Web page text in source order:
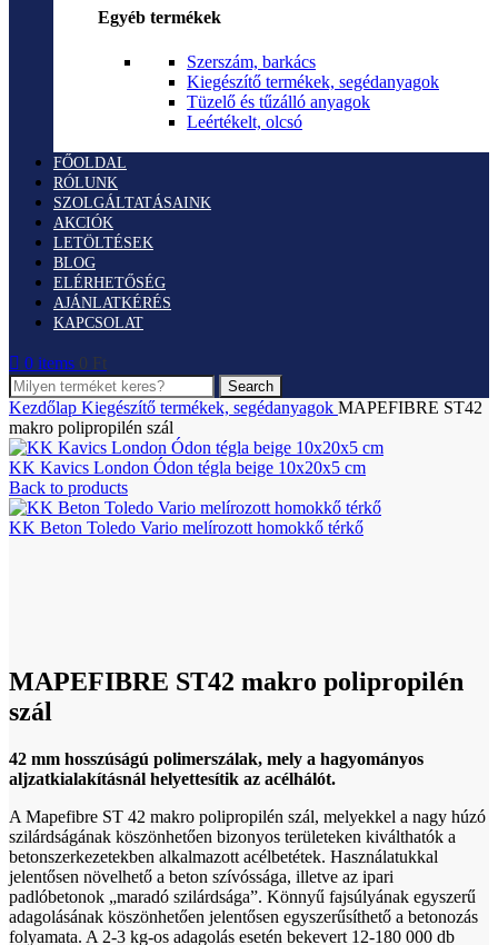
Egyéb termékek
Szerszám, barkács
Kiegészítő termékek, segédanyagok
Tüzelő és tűzálló anyagok
Leértékelt, olcsó
FŐOLDAL
RÓLUNK
SZOLGÁLTATÁSAINK
AKCIÓK
LETÖLTÉSEK
BLOG
ELÉRHETŐSÉG
AJÁNLATKÉRÉS
KAPCSOLAT
0 items 0 Ft
Search
Kezdőlap Kiegészítő termékek, segédanyagok MAPEFIBRE ST42
makro polipropilén szál
KK Kavics London Ódon tégla beige 10x20x5 cm
Back to products
KK Beton Toledo Vario melírozott homokkő térkő
MAPEFIBRE ST42 makro polipropilén
szál
42 mm hosszúságú polimerszálak, mely a hagyományos
aljzatkialakításnál helyettesítik az acélhálót.
A Mapefibre ST 42 makro polipropilén szál, melyekkel a nagy húzó
szilárdságának köszönhetően bizonyos területeken kiválthatók a
betonszerkezetekben alkalmazott acélbetétek. Használatukkal
jelentősen növelhető a beton szívóssága, illetve az ipari
padlóbetonok „maradó szilárdsága”. Könnyű fajsúlyának egyszerű
adagolásának köszönhetően jelentősen egyszerűsíthető a betonozás
folyamata. A 2-3 kg-os adagolás esetén bekevert 12-180 000 db